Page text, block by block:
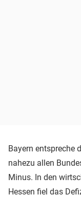
Bayern entspreche
nahezu allen
Minus. In den
Hessen fiel das